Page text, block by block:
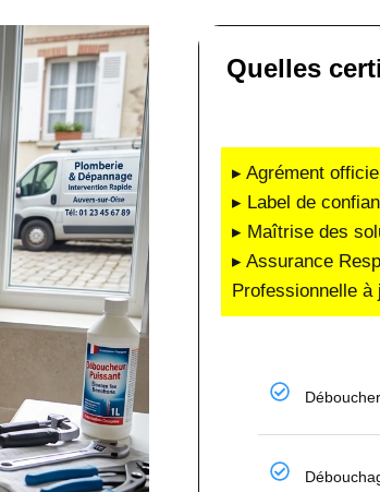
Quelles
▸ Agrément
▸ Label de
▸ Maîtrise des
▸ Assurance
Professionnelle à